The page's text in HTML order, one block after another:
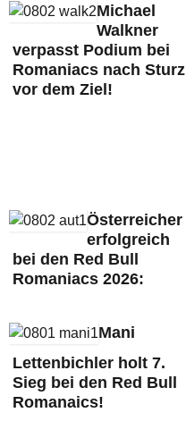
Michael
Walkner
verpasst Podium bei
Romaniacs nach Sturz
vor dem Ziel!
Österreicher
erfolgreich
bei den Red Bull
Romaniacs 2026:
Mani
Lettenbichler holt 7.
Sieg bei den Red Bull
Romanaics!